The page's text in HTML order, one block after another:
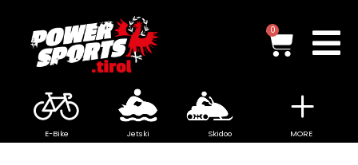
springen
0
E-Bike Jetski Skidoo MORE